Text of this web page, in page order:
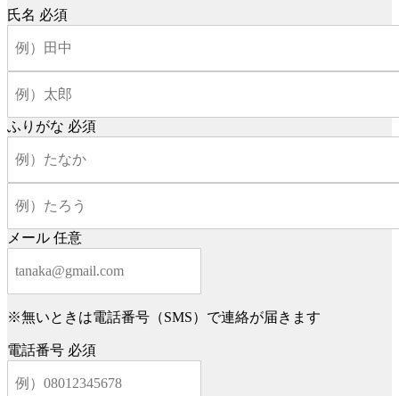
氏名 必須
ふりがな 必須
メール 任意
※無いときは電話番号（SMS）で連絡が届きます
電話番号 必須